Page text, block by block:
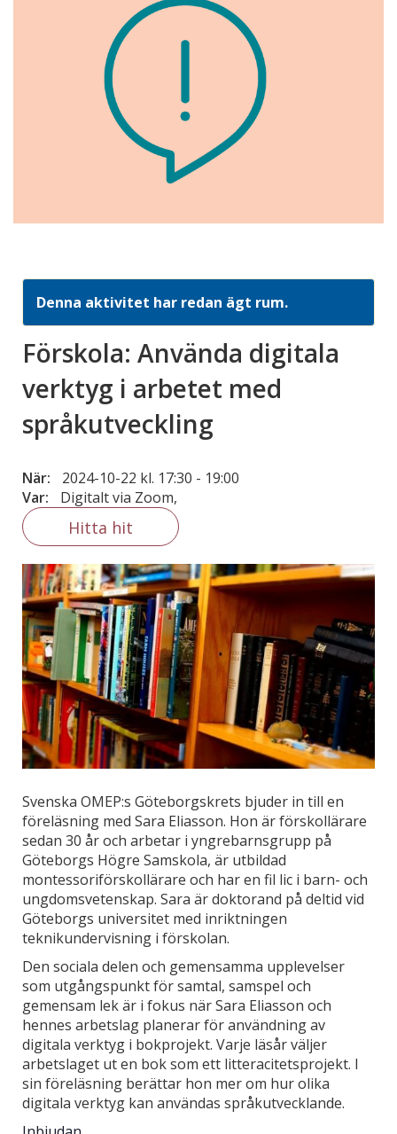
Denna aktivitet har redan ägt rum.
Förskola: Använda digitala
verktyg i arbetet med
språkutveckling
När: 2024-10-22 kl. 17:30 - 19:00
Var:
Digitalt via Zoom,
Hitta hit
Svenska OMEP:s Göteborgskrets bjuder in till en
föreläsning med Sara Eliasson. Hon är förskollärare
sedan 30 år och arbetar i yngrebarnsgrupp på
Göteborgs Högre Samskola, är utbildad
montessoriförskollärare och har en fil lic i barn- och
ungdomsvetenskap. Sara är doktorand på deltid vid
Göteborgs universitet med inriktningen
teknikundervisning i förskolan.
Den sociala delen och gemensamma upplevelser
som utgångspunkt för samtal, samspel och
gemensam lek är i fokus när Sara Eliasson och
hennes arbetslag planerar för användning av
digitala verktyg i bokprojekt. Varje läsår väljer
arbetslaget ut en bok som ett litteracitetsprojekt. I
sin föreläsning berättar hon mer om hur olika
digitala verktyg kan användas språkutvecklande.